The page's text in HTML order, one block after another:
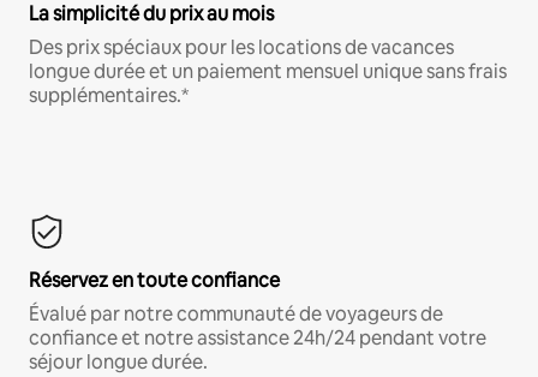
La simplicité du prix au mois
Des prix spéciaux pour les locations de vacances
longue durée et un paiement mensuel unique sans frais
supplémentaires.*
Réservez en toute confiance
Évalué par notre communauté de voyageurs de
confiance et notre assistance 24h/24 pendant votre
séjour longue durée.